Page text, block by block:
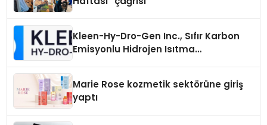
Kleen-Hy-Dro-Gen Inc., Sıfır Karbon
Emisyonlu Hidrojen Isıtma
Marie Rose kozmetik sektörüne giriş
yaptı